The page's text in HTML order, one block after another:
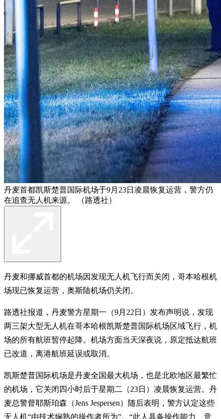
丹麦首都凯斯楚普国际机场于9月23日凌晨恢复运营，警方仍
在追查无人机来源。 （路透社）
丹麦和挪威首都的机场因发现无人机飞行而关闭，哥本哈根机
场现已恢复运营，奥斯陆机场仍关闭。
路透社报道，丹麦警方星期一（9月22日）发布声明说，发现
两三架大型无人机在哥本哈根凯斯楚普国际机场区域飞行，机
场的所有航班暂停起降。机场方面当天深夜说，原定抵达航班
已改道，离港航班延误或取消。
凯斯楚普国际机场是丹麦全国最大机场，也是北欧地区最繁忙
的机场，它关闭四小时后于星期二（23日）凌晨恢复运营。丹
麦总警督耶斯珀森（Jens Jespersen）随后表明，警方认定这些
无人机“由技术娴熟的操作者所为”。“此人具备操作能力、意